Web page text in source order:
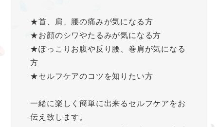
★首、肩、腰の痛みが気になる方
★お顔のシワやたるみが気になる方
★ぽっこりお腹や反り腰、巻肩が気になる
方
★セルフケアのコツを知りたい方
一緒に楽しく簡単に出来るセルフケアをお
伝え致します。